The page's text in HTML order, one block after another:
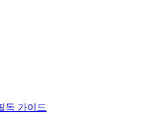
독 가이드